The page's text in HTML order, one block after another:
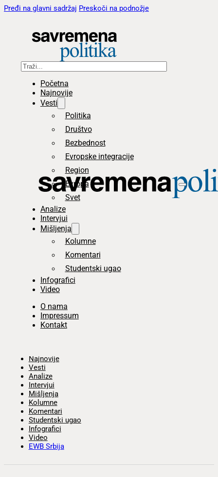
Pređi na glavni sadržaj Preskoči na podnožje
Pretraga
Početna
Najnovije
Vesti
Politika
Društvo
Bezbednost
Evropske integracije
Region
Evropa
Svet
Analize
Intervjui
Mišljenja
Kolumne
Komentari
Studentski ugao
Infografici
Video
O nama
Impressum
Kontakt
Najnovije
Vesti
Analize
Intervjui
Mišljenja
Kolumne
Komentari
Studentski ugao
Infografici
Video
EWB Srbija